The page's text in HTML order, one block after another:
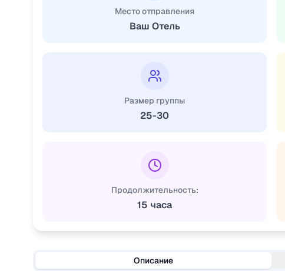
Место отправления
Ваш Отель
Размер группы
25-30
Продолжительность:
15 часа
Описание